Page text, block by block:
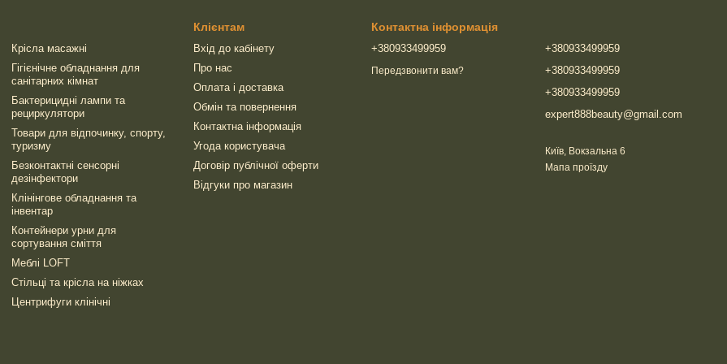
Крісла масажні
Гігієнічне обладнання для
санітарних кімнат
Бактерицидні лампи та
рециркулятори
Товари для відпочинку, спорту,
туризму
Безконтактні сенсорні
дезінфектори
Клінінгове обладнання та
інвентар
Контейнери урни для
сортування сміття
Меблі LOFT
Стільці та крісла на ніжках
Центрифуги клінічні
Клієнтам
Вхід до кабінету
Про нас
Оплата і доставка
Обмін та повернення
Контактна інформація
Угода користувача
Договір публічної оферти
Відгуки про магазин
Контактна інформація
+380933499959
Передзвонити вам?
+380933499959
+380933499959
+380933499959
expert888beauty@gmail.com
Київ, Вокзальна 6
Мапа проїзду